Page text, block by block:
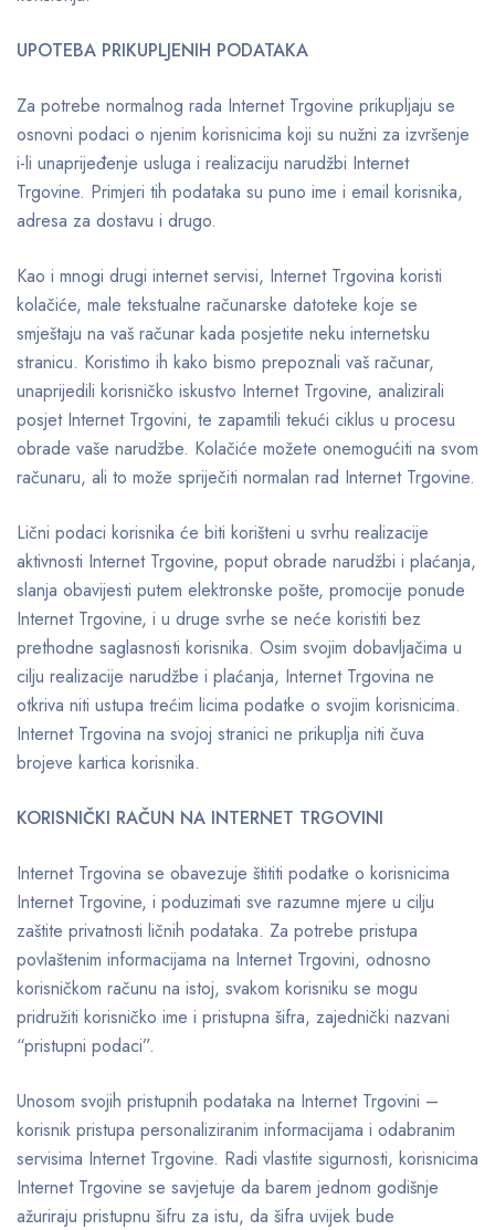
UPOTEBA PRIKUPLJENIH PODATAKA
Za potrebe normalnog rada Internet Trgovine prikupljaju se
osnovni podaci o njenim korisnicima koji su nužni za izvršenje
i-li unaprijeđenje usluga i realizaciju narudžbi Internet
Trgovine. Primjeri tih podataka su puno ime i email korisnika,
adresa za dostavu i drugo.
Kao i mnogi drugi internet servisi, Internet Trgovina koristi
kolačiće, male tekstualne računarske datoteke koje se
smještaju na vaš računar kada posjetite neku internetsku
stranicu. Koristimo ih kako bismo prepoznali vaš računar,
unaprijedili korisničko iskustvo Internet Trgovine, analizirali
posjet Internet Trgovini, te zapamtili tekući ciklus u procesu
obrade vaše narudžbe. Kolačiće možete onemogućiti na svom
računaru, ali to može spriječiti normalan rad Internet Trgovine.
Lični podaci korisnika će biti korišteni u svrhu realizacije
aktivnosti Internet Trgovine, poput obrade narudžbi i plaćanja,
slanja obavijesti putem elektronske pošte, promocije ponude
Internet Trgovine, i u druge svrhe se neće koristiti bez
prethodne saglasnosti korisnika. Osim svojim dobavljačima u
cilju realizacije narudžbe i plaćanja, Internet Trgovina ne
otkriva niti ustupa trećim licima podatke o svojim korisnicima.
Internet Trgovina na svojoj stranici ne prikuplja niti čuva
brojeve kartica korisnika.
KORISNIČKI RAČUN NA INTERNET TRGOVINI
Internet Trgovina se obavezuje štititi podatke o korisnicima
Internet Trgovine, i poduzimati sve razumne mjere u cilju
zaštite privatnosti ličnih podataka. Za potrebe pristupa
povlaštenim informacijama na Internet Trgovini, odnosno
korisničkom računu na istoj, svakom korisniku se mogu
pridružiti korisničko ime i pristupna šifra, zajednički nazvani
“pristupni podaci”.
Unosom svojih pristupnih podataka na Internet Trgovini –
korisnik pristupa personaliziranim informacijama i odabranim
servisima Internet Trgovine. Radi vlastite sigurnosti, korisnicima
Internet Trgovine se savjetuje da barem jednom godišnje
ažuriraju pristupnu šifru za istu, da šifra uvijek bude